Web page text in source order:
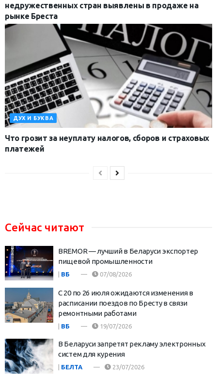
недружественных стран выявлены в продаже на
рынке Бреста
ДУХ И БУКВА
Что грозит за неуплату налогов, сборов и страховых
платежей
Сейчас читают
BREMOR — лучший в Беларуси экспортер
пищевой промышленности
| ВБ 07/08/2026
С 20 по 26 июля ожидаются изменения в
расписании поездов по Бресту в связи
ремонтными работами
ВБ 19/07/2026
В Беларуси запретят рекламу электронных
систем для курения
БЕЛТА 23/07/2026